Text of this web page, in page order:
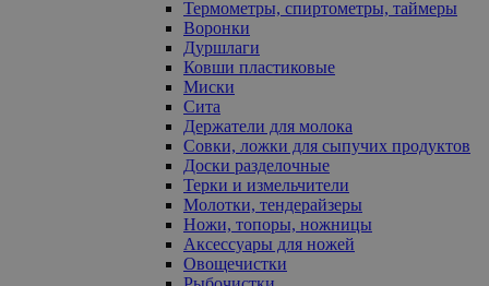
Термометры, спиртометры, таймеры
Воронки
Дуршлаги
Ковши пластиковые
Миски
Сита
Держатели для молока
Совки, ложки для сыпучих продуктов
Доски разделочные
Терки и измельчители
Молотки, тендерайзеры
Ножи, топоры, ножницы
Аксессуары для ножей
Овощечистки